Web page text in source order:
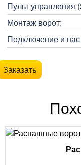
Пульт управления
Монтаж ворот;
Подключение и
Заказать